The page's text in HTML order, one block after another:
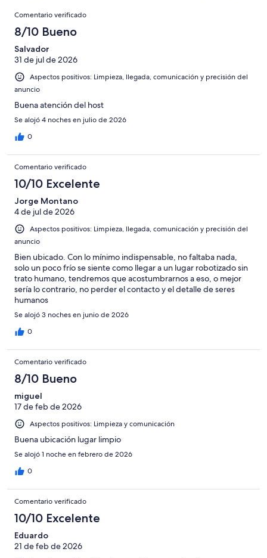
puntuación
Normal
una
puntuación
Mediocre
200
una
puntuación
de
Comentarios
Comentario verificado
8/10 Bueno
Salvador
31 de jul de 2026
Aspectos positivos: Limpieza, llegada, comunicación y precisión del
anuncio
Buena atención del host
Se alojó 4 noches en julio de 2026
0
Comentario verificado
10/10 Excelente
Jorge Montano
4 de jul de 2026
Aspectos positivos: Limpieza, llegada, comunicación y precisión del
anuncio
Bien ubicado. Con lo mínimo indispensable, no faltaba nada,
solo un poco frío se siente como llegar a un lugar robotizado sin
trato humano, tendremos que acostumbrarnos a eso, o mejor
sería lo contrario, no perder el contacto y el detalle de seres
humanos
Se alojó 3 noches en junio de 2026
0
Comentario verificado
8/10 Bueno
miguel
17 de feb de 2026
Aspectos positivos: Limpieza y comunicación
Buena ubicación lugar limpio
Se alojó 1 noche en febrero de 2026
0
Comentario verificado
10/10 Excelente
Eduardo
21 de feb de 2026